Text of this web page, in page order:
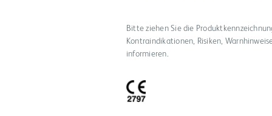
Bitte ziehen Sie die
Kontraindikationen, Risiken,
informieren.